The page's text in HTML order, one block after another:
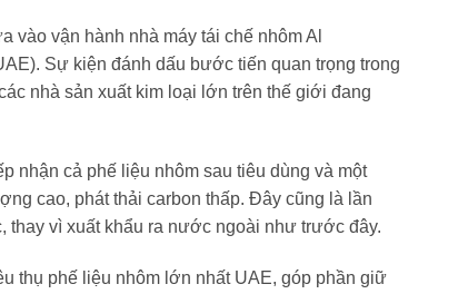
vào vận hành nhà máy tái chế nhôm Al
Sự kiện đánh dấu bước tiến quan trọng trong
nhà sản xuất kim loại lớn trên thế giới đang
nhận cả phế liệu nhôm sau tiêu dùng và một
cao, phát thải carbon thấp. Đây cũng là lần
vì xuất khẩu ra nước ngoài như trước đây.
thụ phế liệu nhôm lớn nhất UAE, góp phần giữ